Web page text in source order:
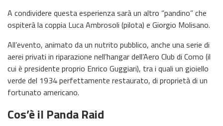
A condividere questa esperienza sarà un altro “pandino” che
ospiterà la coppia Luca Ambrosoli (pilota) e Giorgio Molisano.
All’evento, animato da un nutrito pubblico, anche una serie di
aerei privati in riparazione nell’hangar dell’Aero Club di Como (il
cui è presidente proprio Enrico Guggiari), tra i quali un gioiello
verde del 1934 perfettamente restaurato, di proprietà di un
fortunato americano.
Cos’è il Panda Raid